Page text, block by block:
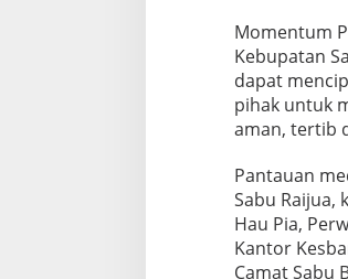
Momentum
Kebupatan
dapat
pihak untuk
aman, tertib
Pantauan
Sabu Raijua,
Hau Pia,
Kantor
Camat Sabu